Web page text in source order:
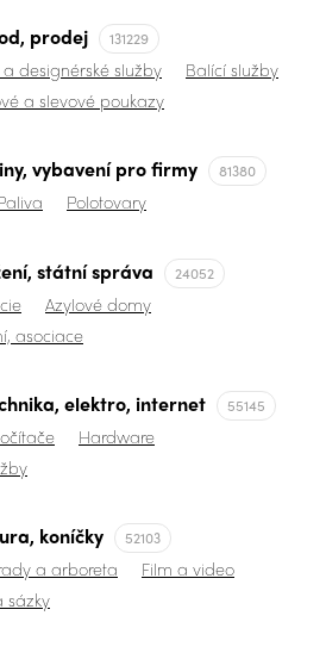
prodej 131229
a designérské služby
Balící služby
a slevové poukazy
vybavení pro firmy 81380
Polotovary
státní správa 24052
Azylové domy
asociace
elektro, internet 55145
Hardware
koníčky 52103
a arboreta
Film a video
sázky